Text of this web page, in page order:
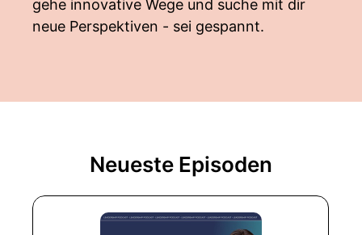
gehe innovative Wege und suche mit dir
neue Perspektiven - sei gespannt.
Neueste Episoden